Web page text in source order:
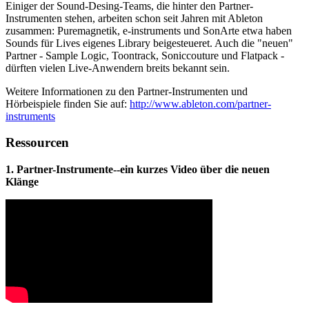
Einiger der Sound-Desing-Teams, die hinter den Partner-
Instrumenten stehen, arbeiten schon seit Jahren mit Ableton
zusammen: Puremagnetik, e-instruments und SonArte etwa haben
Sounds für Lives eigenes Library beigesteueret. Auch die "neuen"
Partner - Sample Logic, Toontrack, Soniccouture und Flatpack -
dürften vielen Live-Anwendern breits bekannt sein.
Weitere Informationen zu den Partner-Instrumenten und
Hörbeispiele finden Sie auf: http://www.ableton.com/partner-
instruments
Ressourcen
1. Partner-Instrumente--ein kurzes Video über die neuen
Klänge